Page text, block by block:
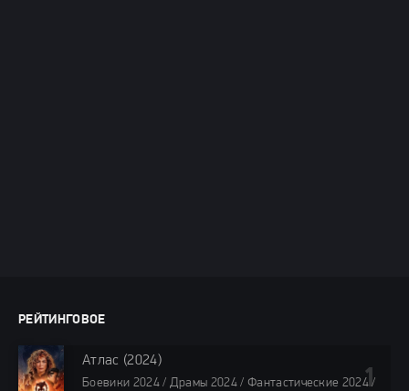
РЕЙТИНГОВОЕ
Атлас (2024)
Боевики 2024 / Драмы 2024 / Фантастические 2024 /